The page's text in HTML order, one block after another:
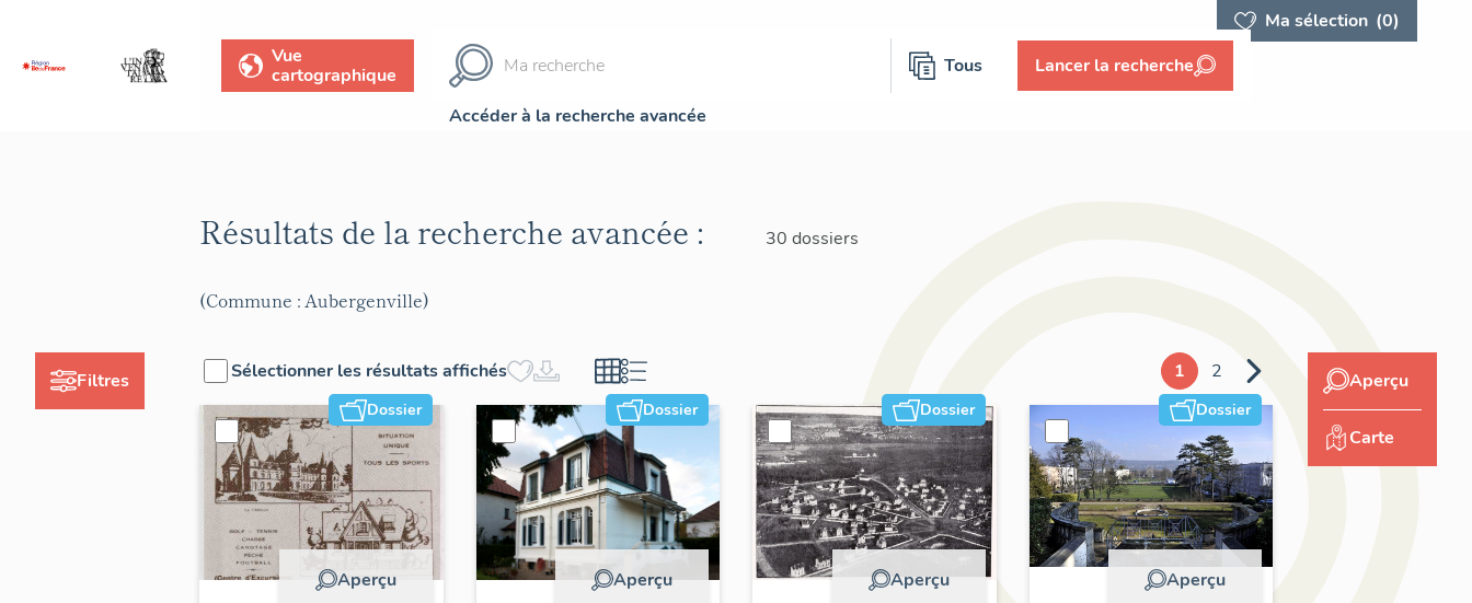
Ma sélection (0)
Vue
cartographique
Tous Lancer la recherche
Accéder à la recherche avancée
Filtres
Résultats de la recherche avancée : 30 dossiers
(Commune : Aubergenville)
Sélectionner les résultats affichés 1 2
Dossier
Aperçu
Dossier
Aperçu
Dossier
Aperçu
Dossier
Aperçu
Aperçu
Carte